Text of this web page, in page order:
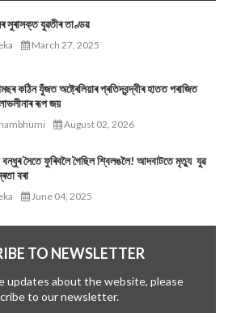
সুৰাসক্ত যুৱতীৰ তাণ্ডৱ
March 27, 2025
কঠিন যুঁজত অষ্ট্ৰেলিয়াৰ প্ৰতিদ্বন্দ্বীৰ হাতত পৰাজিত
ৰূপ জয়
August 02, 2026
বন্ধুৰ সৈতে ফুৰিবলৈ গৈছিল শ্বিলঙলৈ! আদবাটতে মৃত্যু যুৱ
বৰা
June 04, 2025
TO NEWSLETTER
updates about the website, please
to our newsletter.